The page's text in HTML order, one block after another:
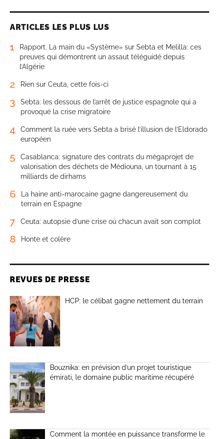
ARTICLES LES PLUS LUS
1
Rapport. La main du «Système» sur Sebta et Melilla: ces
preuves qui démontrent un assaut téléguidé depuis
l’Algérie
2 Rien sur Ceuta, cette fois-ci
3
Sebta: les dessous de l’arrêt de justice espagnole qui a
provoqué la crise migratoire
4
Comment la ruée vers Sebta a brisé l’illusion de l’Eldorado
européen
5
Casablanca: signature des contrats du mégaprojet de
valorisation des déchets de Médiouna, un tournant à 15
milliards de dirhams
6
La haine anti-marocaine gagne dangereusement du
terrain en Espagne
7 Ceuta: autopsie d’une crise où chacun avait son complot
8 Honte et colère
REVUES DE PRESSE
HCP: le célibat gagne nettement du terrain
Bouznika: en prévision d’un projet touristique
émirati, le domaine public maritime récupéré
Comment la montée en puissance transforme le